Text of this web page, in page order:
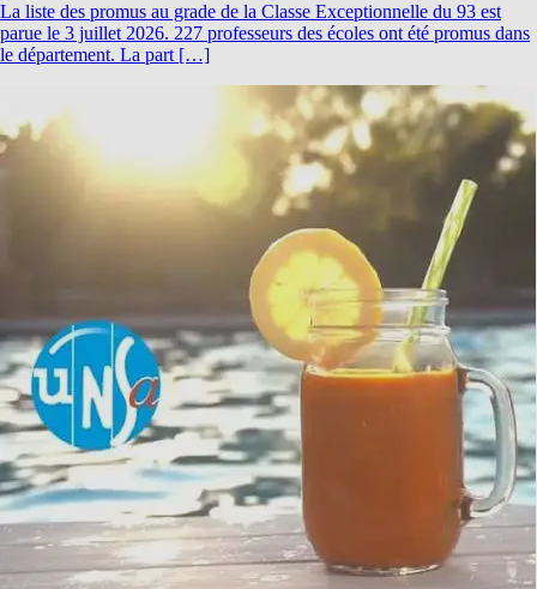
La liste des promus au grade de la Classe Exceptionnelle du 93 est
parue le 3 juillet 2026. 227 professeurs des écoles ont été promus dans
le département. La part […]